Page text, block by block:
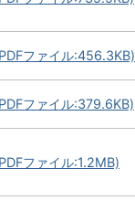
ファイル:456.3KB)
ファイル:379.6KB)
ファイル:1.2MB)